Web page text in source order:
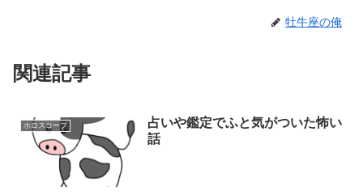
牡牛座の俺
関連記事
ホロスコープ
占いや鑑定でふと気がついた怖い
話